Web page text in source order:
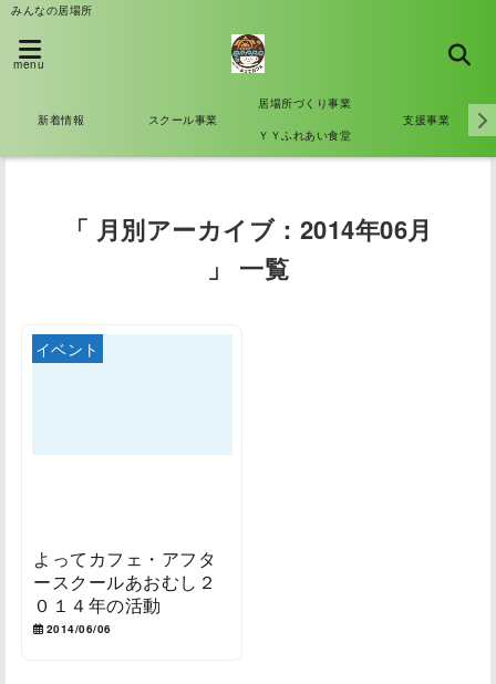
みんなの居場所
menu
新着情報 スクール事業
居場所づくり事業
ＹＹふれあい食堂
支援事業
「 月別アーカイブ：2014年06月
」 一覧
イベント
よってカフェ・アフタ
ースクールあおむし２
０１４年の活動
2014/06/06